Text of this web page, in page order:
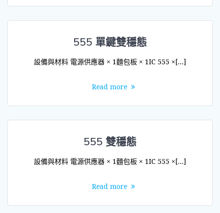
555 單鍵雙穩態
設備與材料 電源供應器 × 1麵包板 × 1IC 555 ×[…]
Read more
555 雙穩態
設備與材料 電源供應器 × 1麵包板 × 1IC 555 ×[…]
Read more